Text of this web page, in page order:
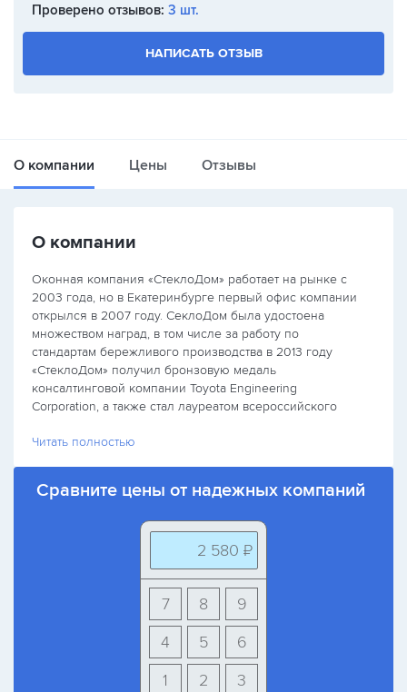
Проверено отзывов: 3 шт.
НАПИСАТЬ ОТЗЫВ
О компании Цены Отзывы
О компании
Оконная компания «СтеклоДом» работает на рынке с
2003 года, но в Екатеринбурге первый офис компании
открылся в 2007 году. СеклоДом была удостоена
множеством наград, в том числе за работу по
стандартам бережливого производства в 2013 году
«СтеклоДом» получил бронзовую медаль
консалтинговой компании Toyota Engineering
Corporation, а также стал лауреатом всероссийского
Читать полностью
Сравните цены от надежных компаний
2 580 ₽
9
8
7
6
5
4
3
2
1